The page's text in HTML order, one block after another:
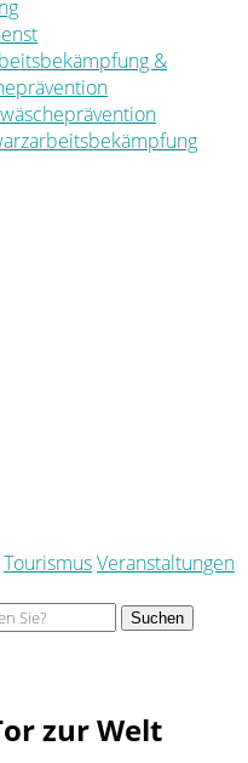
&
TourismusVeranstaltungen
Suchen
zur Welt